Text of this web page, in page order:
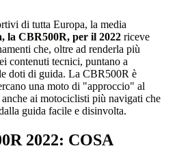
di tutta Europa, la media
la CBR500R, per il 2022 riceve
che, oltre ad renderla più
contenuti tecnici, puntano a
doti di guida. La CBR500R è
una moto di "approccio" al
ai motociclisti più navigati che
guida facile e disinvolta.
2022: COSA